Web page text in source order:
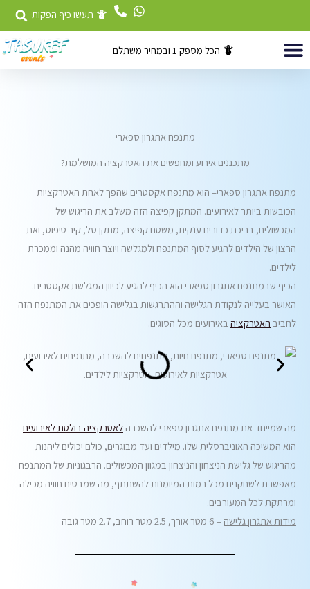
תעשו כיף הפקות
הכל מספק 1 ובמחיר משתלם
מתנפח אתגרון ספארי
מתכננים אירוע ומחפשים את האטרקציה המושלמת?
מתנפח אתגרון ספארי– הוא מתנפח אקסטרים שהפך לאחת האטרקציות
הכובשות ביותר לאירועים. המתקן קפיצה הזה משלב את הריגוש של
המכשולים, בריכת כדורים ענקית, משטח קפיצה, מתקן סל, קיר טיפוס, ואת
הרצון של הילדים להגיע לסוף המתנפח ולמגלשה ויוצר חוויה מהנה וממכרת
לילדים.
הכיף שבמתנפח אתגרון ספארי הוא הכיף להגיע לכיוון המגלשת אקסטרים.
האושר בעלייה לנקודת הגלישה וההתרגשות בגלישה הופכים את המתנפח הזה
לחביבהאטרקציהבאירועים מכל הסוגים.
מה שמייחד את מתנפח אתגרון ספארי להשכרהלאטרקציה בולטת לאירועים
הוא המשיכה האוניברסלית שלו. מילדים ועד מבוגרים, כולם יכולים ליהנות
מהריגוש של גלישת הניצחון והניצחון במגוון המכשולים. הרבגוניות של המתנפח
מאפשרת לשחקנים מכל רמות המיומנות להשתתף, מה שמבטיח חוויה מכילה
ומרתקת לכל המעורבים.
מידות אתגרון גלישה– 6 מטר אורך, 2.5 מטר רוחב, 2.7 מטר גובה